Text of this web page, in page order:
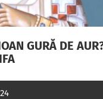
GURĂ DE